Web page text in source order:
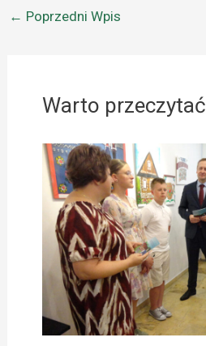
← Poprzedni Wpis
Warto przeczytać